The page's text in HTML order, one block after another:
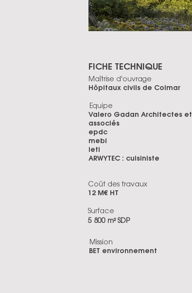
FICHE TECHNIQUE
Maîtrise d'ouvrage
Hôpitaux civils de Colmar
Equipe
Valero Gadan Architectes et
associés
epdc
mebi
ieti
ARWYTEC : cuisiniste
Coût des travaux
12 M€ HT
Surface
5 800 m² SDP
Mission
BET environnement